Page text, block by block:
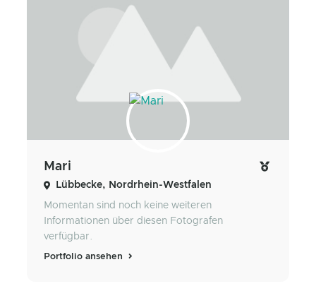
Mari
Lübbecke, Nordrhein-Westfalen
Momentan sind noch keine weiteren
Informationen über diesen Fotografen
verfügbar.
Portfolio ansehen